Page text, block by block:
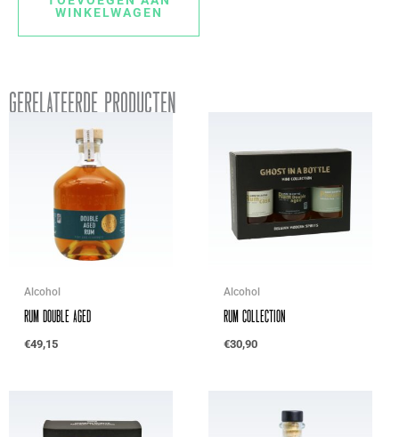
WINKELWAGEN
Gerelateerde producten
Alcohol
Rum Double Aged
€49,15
Alcohol
Rum Collection
€30,90